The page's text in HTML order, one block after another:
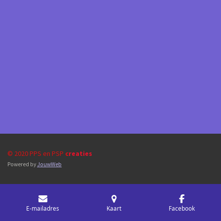
© 2020 PPS en PSP creaties
Powered by JouwWeb
E-mailadres Kaart Facebook